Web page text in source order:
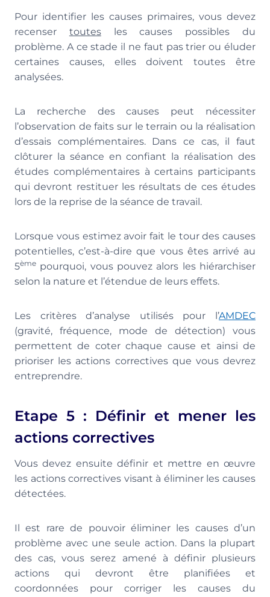
Pour identifier les causes primaires, vous devez
recenser toutesles causes possibles du
problème. A ce stade il ne faut pas trier ou éluder
certaines causes, elles doivent toutes être
analysées.
La recherche des causes peut nécessiter
l’observation de faits sur le terrain ou la réalisation
d’essais complémentaires. Dans ce cas, il faut
clôturer la séance en confiant la réalisation des
études complémentaires à certains participants
qui devront restituer les résultats de ces études
lors de la reprise de la séance de travail.
Lorsque vous estimez avoir fait le tour des causes
potentielles, c’est-à-dire que vous êtes arrivé au
5ème pourquoi, vous pouvez alors les hiérarchiser
selon la nature et l’étendue de leurs effets.
Les critères d’analyse utilisés pour l’AMDEC
(gravité, fréquence, mode de détection) vous
permettent de coter chaque cause et ainsi de
prioriser les actions correctives que vous devrez
entreprendre.
Etape 5 : Définir et mener les
actions correctives
Vous devez ensuite définir et mettre en œuvre
les actions correctives visant à éliminer les causes
détectées.
Il est rare de pouvoir éliminer les causes d’un
problème avec une seule action. Dans la plupart
des cas, vous serez amené à définir plusieurs
actions qui devront être planifiées et
coordonnées pour corriger les causes du